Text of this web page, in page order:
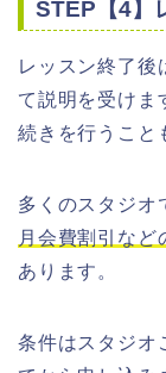
STEP【4】
レッスン終了後
て説明を受けま
続きを行うこと
多くのスタジオ
月会費割引など
あります。
条件はスタジオ